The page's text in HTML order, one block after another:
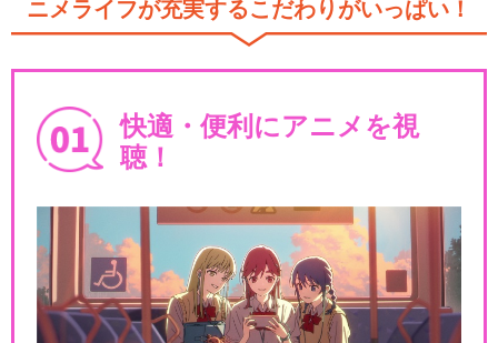
Go！プリンセスプリキュア
魔法つかいプリキュア！！～
MIRAI DAYS～
ニメライフが充実するこだわりがいっぱい！
快適・便利にアニメを視
聴！